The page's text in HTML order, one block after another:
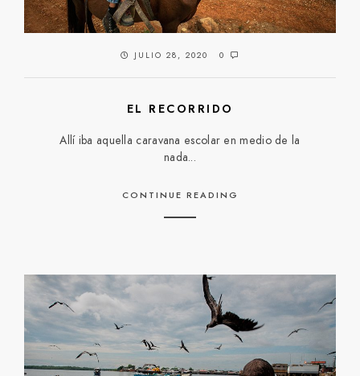
JULIO 28, 2020 0
EL RECORRIDO
Allí iba aquella caravana escolar en medio de la
nada...
CONTINUE READING